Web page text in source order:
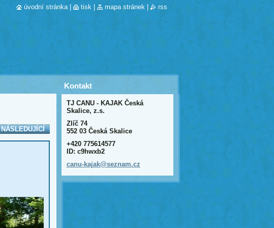
NÁSLEDUJÍCÍ
Kontakt
TJ CANU - KAJAK Česká
Skalice, z.s.
Zlíč 74
552 03 Česká Skalice
+420 775614577
ID: c9hwxb2
canu-kajak@seznam.cz
úvodní stránka tisk mapa stránek rss